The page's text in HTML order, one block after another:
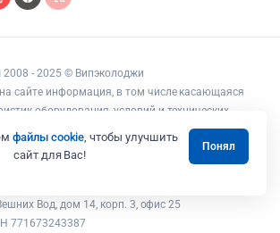
- 2025 © Випэколоджи
сайте информация, в том числе касающаяся
оборудования, условий и технических
наличия на складе, стоимости товаров и
характер и ни при каких условиях не
офертой, определяемой положениями статьи 437
Вод, дом 14, корп. 3, офис 25
771673243387
файлы cookie, чтобы улучшить
сайт для Вас!
Понял